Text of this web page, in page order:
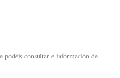
podéis consultar e información de